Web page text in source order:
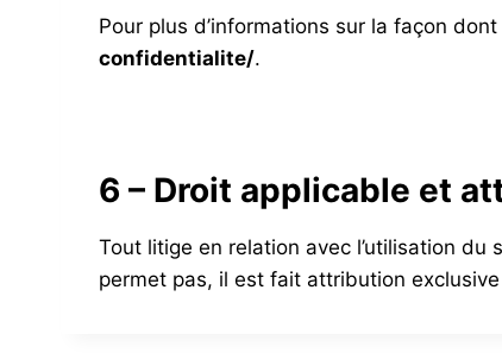
Pour plus d’informations sur la façon
confidentialite/.
6 – Droit applicable et
Tout litige en relation avec l’utilisation du
permet pas, il est fait attribution